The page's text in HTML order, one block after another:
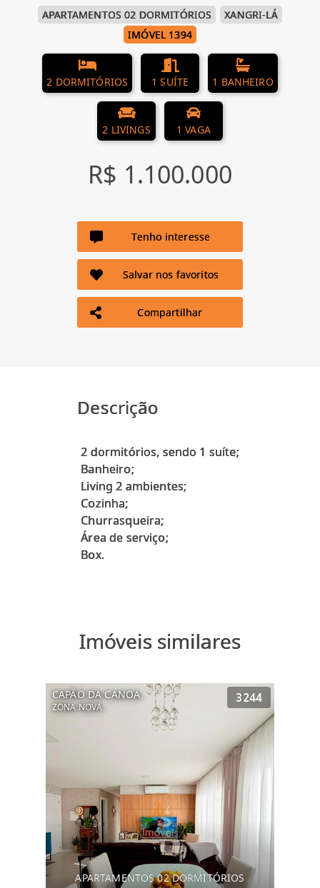
APARTAMENTOS 02 DORMITÓRIOS
XANGRI-LÁ
IMÓVEL 1394
2 DORMITÓRIOS 1 SUÍTE 1 BANHEIRO
2 LIVINGS 1 VAGA
R$ 1.100.000
Tenho interesse
Salvar nos favoritos
Compartilhar
Descrição
2 dormitórios, sendo 1 suíte;
Banheiro;
Living 2 ambientes;
Cozinha;
Churrasqueira;
Área de serviço;
Box.
Imóveis similares
CAPÃO DA CANOA
ZONA NOVA
3244
APARTAMENTOS 02 DORMITÓRIOS